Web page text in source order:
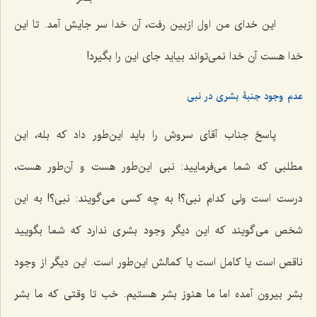
این خدای من اول ازبین رفت، آن خدا سر جایش آمد. تا این
خدا هست آن خدا نمی‌تواند بیاید جای این را بگیرد!
عدم وجود جنبۀ بشری در نبی
پاسخ جناب آقای سروش را باید این‌طور داد که بله، این
مطلبی که شما می‌فرمایید: نبی این‌طور هست و آن‌طور هست،
درست است ولی کدام نبی؟! به چه کسی می‌گویند: نبی؟! به این
شخص می‌گویند که این دیگر وجود بشری ندارد که شما بگویید
ناقص است یا کامل است یا کمالش این‌طور است. این دیگر از وجود
بشر بیرون آمده اما ما هنوز بشر هستیم. خب تا وقتی که ما بشر